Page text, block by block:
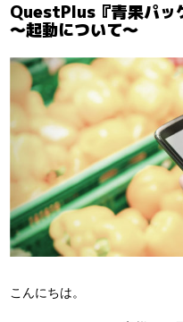
QuestPlus『青果パッ
～起動について～
こんにちは。